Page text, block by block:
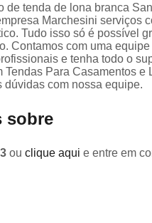
de tenda de lona branca
Marchesini serviços
Tudo isso só é possível
Contamos com uma
e tenha todo o
Tendas Para Casamentos
dúvidas com nossa equipe.
sobre
ou clique aqui e entre em